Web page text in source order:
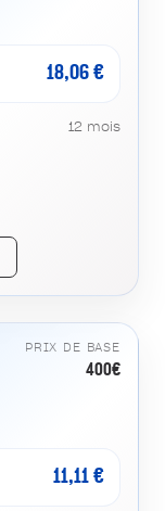
18,06 €
12 mois
PRIX DE BASE
400€
11,11 €